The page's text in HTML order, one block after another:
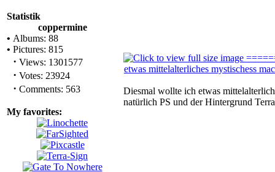
Statistik
coppermine
• Albums: 88
• Pictures: 815
· Views: 1301577
· Votes: 23924
· Comments: 563
My favorites:
Diesmal wollte ich etwas
natürlich PS und der Hintergrund